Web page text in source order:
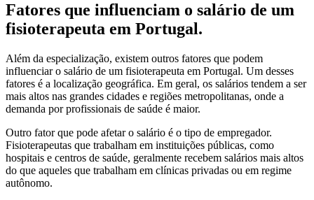
Fatores que influenciam o salário de um
fisioterapeuta em Portugal.
Além da especialização, existem outros fatores que podem
influenciar o salário de um fisioterapeuta em Portugal. Um desses
fatores é a localização geográfica. Em geral, os salários tendem a ser
mais altos nas grandes cidades e regiões metropolitanas, onde a
demanda por profissionais de saúde é maior.
Outro fator que pode afetar o salário é o tipo de empregador.
Fisioterapeutas que trabalham em instituições públicas, como
hospitais e centros de saúde, geralmente recebem salários mais altos
do que aqueles que trabalham em clínicas privadas ou em regime
autônomo.